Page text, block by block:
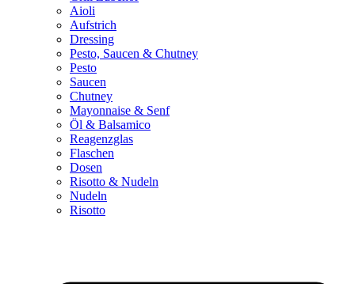
Aioli
Aufstrich
Dressing
Pesto, Saucen & Chutney
Pesto
Saucen
Chutney
Mayonnaise & Senf
Öl & Balsamico
Reagenzglas
Flaschen
Dosen
Risotto & Nudeln
Nudeln
Risotto